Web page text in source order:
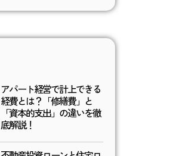
アパート経営で計上できる
経費とは？「修繕費」と
「資本的支出」の違いを徹
底解説！